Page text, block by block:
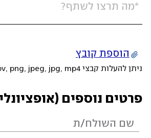
הוספת קובץ
ניתן להעלות קבצי mov, png, jpeg, jpg, mp4 עד 200MB
פרטים נוספים